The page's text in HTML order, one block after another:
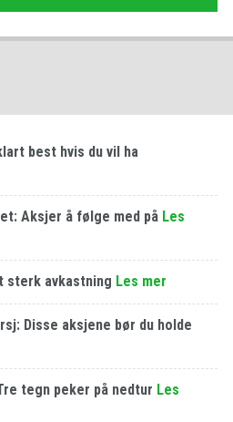
best hvis du vil ha
Aksjer å følge med på Les​ ​
sterk avkastning Les​ ​mer
Disse aksjene bør du holde
tegn peker på nedtur Les​ ​